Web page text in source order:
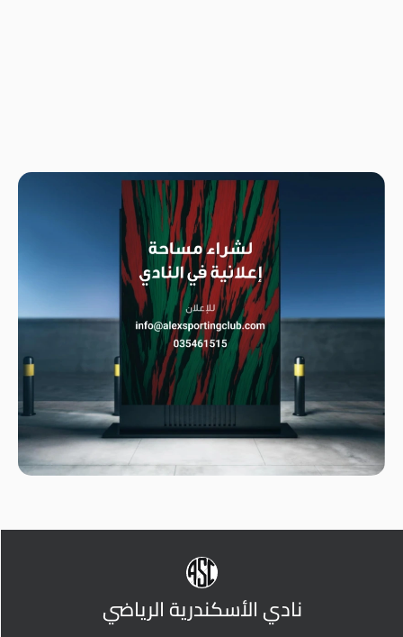
نادي الأسكندرية الرياضي